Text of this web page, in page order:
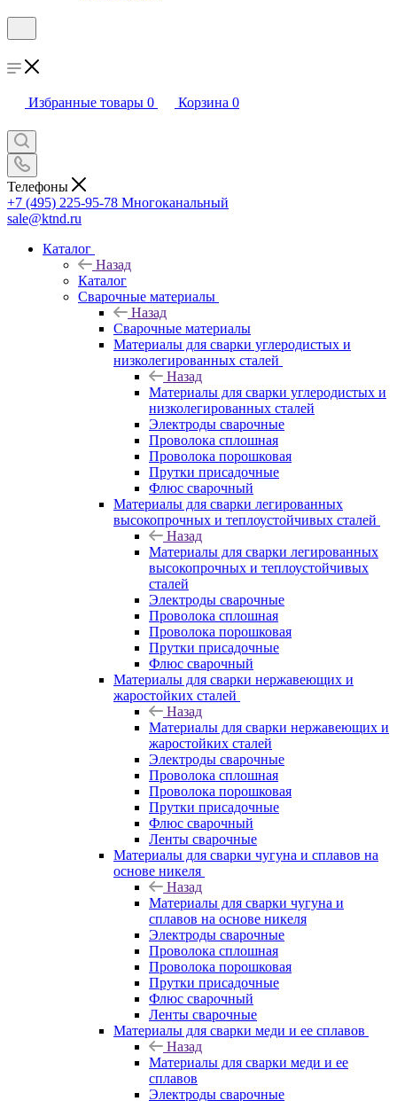
Избранные товары 0 Корзина 0
Телефоны
+7 (495) 225-95-78 Многоканальный
sale@ktnd.ru
Каталог
Назад
Каталог
Сварочные материалы
Назад
Сварочные материалы
Материалы для сварки углеродистых и
низколегированных сталей
Назад
Материалы для сварки углеродистых и
низколегированных сталей
Электроды сварочные
Проволока сплошная
Проволока порошковая
Прутки присадочные
Флюс сварочный
Материалы для сварки легированных
высокопрочных и теплоустойчивых сталей
Назад
Материалы для сварки легированных
высокопрочных и теплоустойчивых
сталей
Электроды сварочные
Проволока сплошная
Проволока порошковая
Прутки присадочные
Флюс сварочный
Материалы для сварки нержавеющих и
жаростойких сталей
Назад
Материалы для сварки нержавеющих и
жаростойких сталей
Электроды сварочные
Проволока сплошная
Проволока порошковая
Прутки присадочные
Флюс сварочный
Ленты сварочные
Материалы для сварки чугуна и сплавов на
основе никеля
Назад
Материалы для сварки чугуна и
сплавов на основе никеля
Электроды сварочные
Проволока сплошная
Проволока порошковая
Прутки присадочные
Флюс сварочный
Ленты сварочные
Материалы для сварки меди и ее сплавов
Назад
Материалы для сварки меди и ее
сплавов
Электроды сварочные